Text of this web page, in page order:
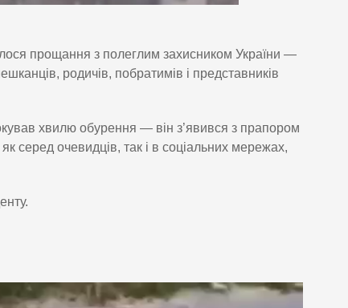
прощання з полеглим захисником України —
родичів, побратимів і представників
хвилю обурення — він з’явився з прапором
серед очевидців, так і в соціальних мережах,